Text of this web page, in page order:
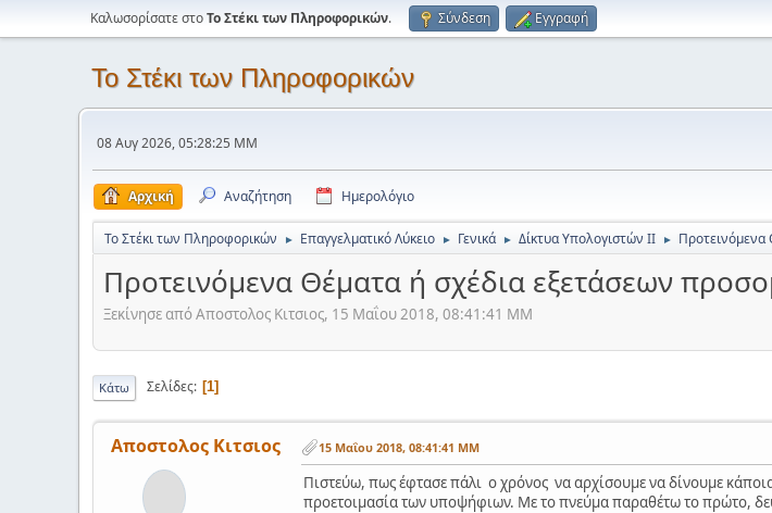
Καλωσορίσατε στοΤο Στέκι των Πληροφορικών. Σύνδεση Εγγραφή
Το Στέκι των Πληροφορικών
08 Αυγ 2026, 05:28:25 ΜΜ
Αρχική Αναζήτηση Ημερολόγιο
Το Στέκι των Πληροφορικών ► Επαγγελματικό Λύκειο ► Γενικά ► Δίκτυα Υπολογιστών ΙΙ ► Προτεινόμενα
Προτεινόμενα Θέματα ή σχέδια εξετάσεων
Ξεκίνησε από Αποστολος Κιτσιος, 15 Μαΐου 2018, 08:41:41 ΜΜ
Κάτω Σελίδες 1
Αποστολος Κιτσιος 15 Μαΐου 2018, 08:41:41 ΜΜ
Πιστεύω, πως έφτασε πάλι ο χρόνος να αρχίσουμε να δίνουμε
προετοιμασία των υποψήφιων. Με το πνεύμα παραθέτω το πρώτο,